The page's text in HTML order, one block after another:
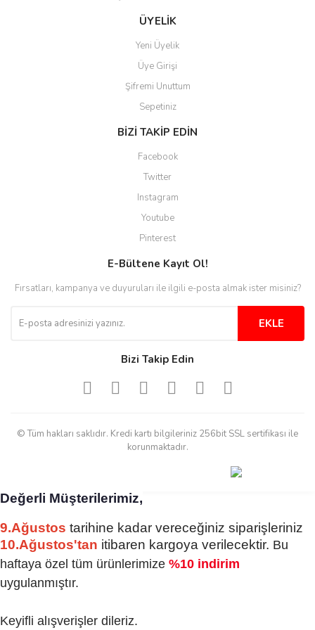
hazırlanmış çok düzenli bir site.
derecede beğendim
Kolay ve hizli alisveris
Deneyimini Paylaş
ÜYELİK
Yeni Üyelik
Üye Girişi
Şifremi Unuttum
Sepetiniz
BİZİ TAKİP EDİN
Facebook
Twitter
Instagram
Youtube
Pinterest
E-Bültene Kayıt Ol!
Fırsatları, kampanya ve duyuruları ile ilgili e-posta almak ister misiniz?
EKLE
Bizi Takip Edin
© Tüm hakları saklıdır. Kredi kartı bilgileriniz 256bit SSL sertifikası ile
korunmaktadır.
Değerli Müşterilerimiz,
9.Ağustos tarihine kadar vereceğiniz siparişleriniz
10.Ağustos'tan itibaren kargoya verilecektir. Bu
haftaya özel tüm ürünlerimize %10 indirim
uygulanmıştır.
Keyifli alışverişler dileriz.